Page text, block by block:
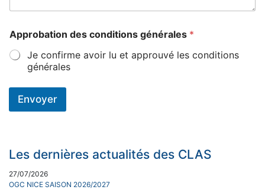
Approbation des conditions générales *
Je confirme avoir lu et approuvé les conditions
générales
Envoyer
Les dernières actualités des CLAS
27/07/2026
OGC NICE SAISON 2026/2027